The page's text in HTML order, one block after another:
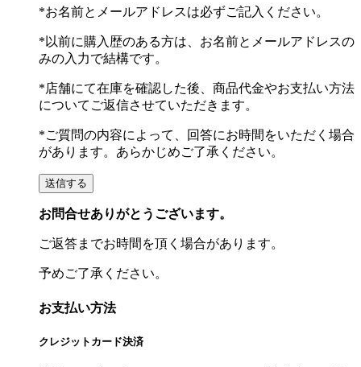
*お名前とメールアドレスは必ずご記入ください。
*以前に購入歴のある方は、お名前とメールアドレスの
みの入力で結構です。
*店舗にて在庫を確認した後、商品代金やお支払い方法
についてご返信させていただきます。
*ご質問の内容によって、回答にお時間をいただく場合
があります。あらかじめご了承ください。
お問合せありがとうございます。
ご返答までお時間を頂く場合があります。
予めご了承ください。
お支払い方法
クレジットカード決済